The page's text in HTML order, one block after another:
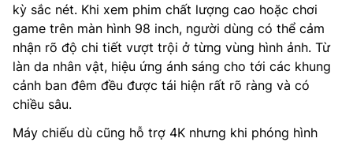
kỳ sắc nét. Khi xem phim chất lượng cao hoặc chơi
game trên màn hình 98 inch, người dùng có thể cảm
nhận rõ độ chi tiết vượt trội ở từng vùng hình ảnh. Từ
làn da nhân vật, hiệu ứng ánh sáng cho tới các khung
cảnh ban đêm đều được tái hiện rất rõ ràng và có
chiều sâu.
Máy chiếu dù cũng hỗ trợ 4K nhưng khi phóng hình